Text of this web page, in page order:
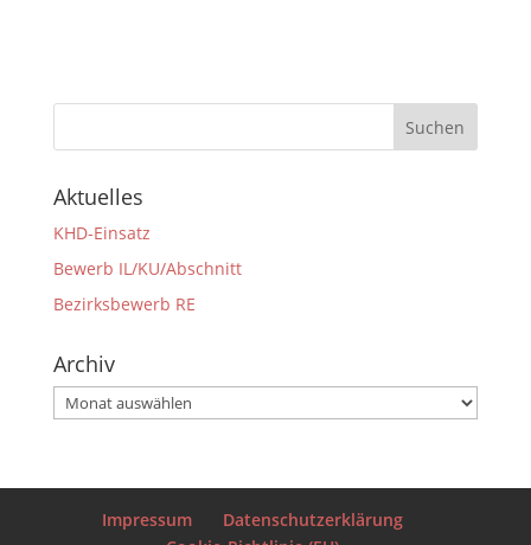
Aktuelles
KHD-Einsatz
Bewerb IL/KU/Abschnitt
Bezirksbewerb RE
Archiv
Archiv
Impressum
Datenschutzerklärung